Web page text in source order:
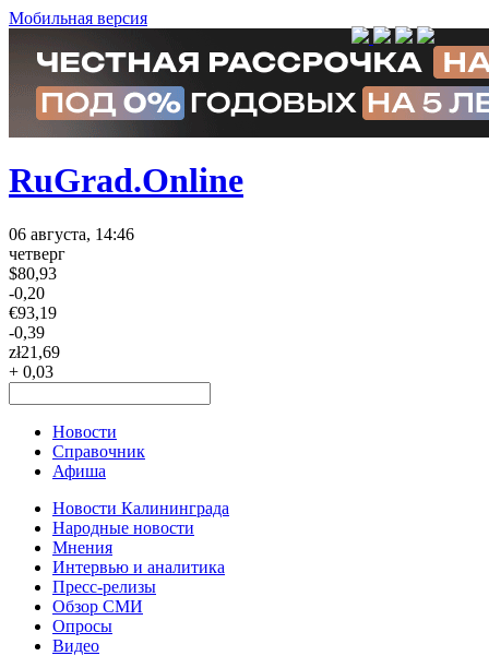
Мобильная версия
RuGrad.Online
06 августа, 14:46
четверг
$80,93
-0,20
€93,19
-0,39
zł21,69
+ 0,03
Новости
Справочник
Афиша
Новости Калининграда
Народные новости
Мнения
Интервью и аналитика
Пресс-релизы
Обзор СМИ
Опросы
Видео